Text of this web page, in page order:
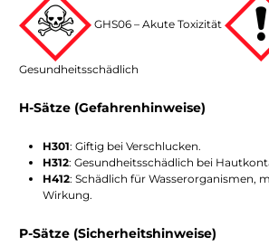
GHS06 – Akute Toxizität
Gesundheitsschädlich
H-Sätze (Gefahrenhinweise)
H301: Giftig bei Verschlucken.
H312: Gesundheitsschädlich bei
H412: Schädlich für Wasserorganismen,
Wirkung.
P-Sätze (Sicherheitshinweise)